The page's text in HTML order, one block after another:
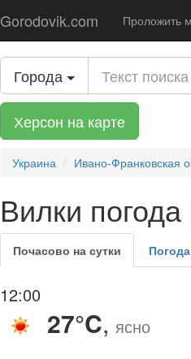
Gorodovik.com Проложить
Города
Херсон на карте
Украина Ивано-Франковская
Вилки
Почасово на сутки
12:00
27°C, ясно